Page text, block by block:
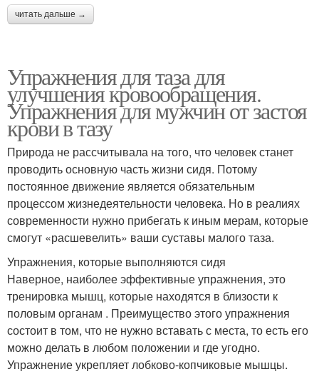
читать дальше →
Упражнения для таза для
улучшения кровообращения.
Упражнения для мужчин от застоя
крови в тазу
Природа не рассчитывала на того, что человек станет
проводить основную часть жизни сидя. Потому
постоянное движение является обязательным
процессом жизнедеятельности человека. Но в реалиях
современности нужно прибегать к иным мерам, которые
смогут «расшевелить» ваши суставы малого таза.
Упражнения, которые выполняются сидя
Наверное, наиболее эффективные упражнения, это
тренировка мышц, которые находятся в близости к
половым органам . Преимущество этого упражнения
состоит в том, что не нужно вставать с места, то есть его
можно делать в любом положении и где угодно.
Упражнение укрепляет лобково-копчиковые мышцы.